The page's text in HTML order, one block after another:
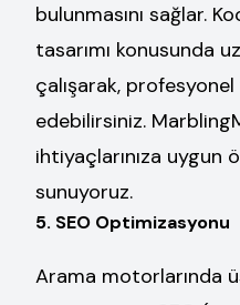
bulunmasını sağlar.
tasarımı konusunda
çalışarak,
edebilirsiniz.
ihtiyaçlarınıza uygun
sunuyoruz.
5. SEO Optimizasyonu
Arama motorlarında